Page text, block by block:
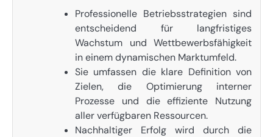
Professionelle Betriebsstrategien sind
entscheidend für langfristiges
Wachstum und Wettbewerbsfähigkeit
in einem dynamischen Marktumfeld.
Sie umfassen die klare Definition von
Zielen, die Optimierung interner
Prozesse und die effiziente Nutzung
aller verfügbaren Ressourcen.
Nachhaltiger Erfolg wird durch die